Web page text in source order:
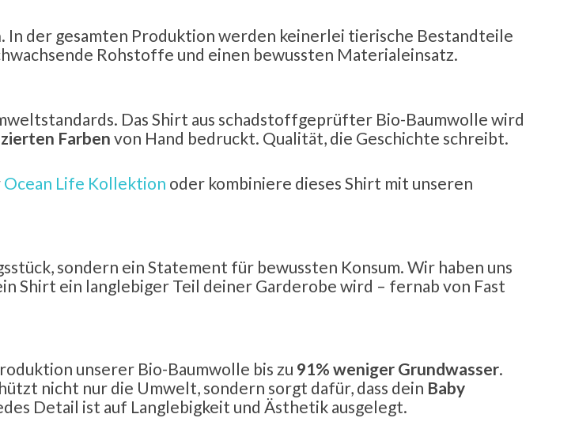
. In der gesamten Produktion werden keinerlei tierische Bestandteile
Rohstoffe und einen bewussten Materialeinsatz.
Das Shirt aus schadstoffgeprüfter Bio-Baumwolle wird
Farben von Hand bedruckt. Qualität, die Geschichte schreibt.
Ocean Life Kollektion oder kombiniere dieses Shirt mit unseren
sondern ein Statement für bewussten Konsum. Wir haben uns
Shirt ein langlebiger Teil deiner Garderobe wird – fernab von Fast
unserer Bio-Baumwolle bis zu 91% weniger Grundwasser.
nicht nur die Umwelt, sondern sorgt dafür, dass dein Baby
Detail ist auf Langlebigkeit und Ästhetik ausgelegt.